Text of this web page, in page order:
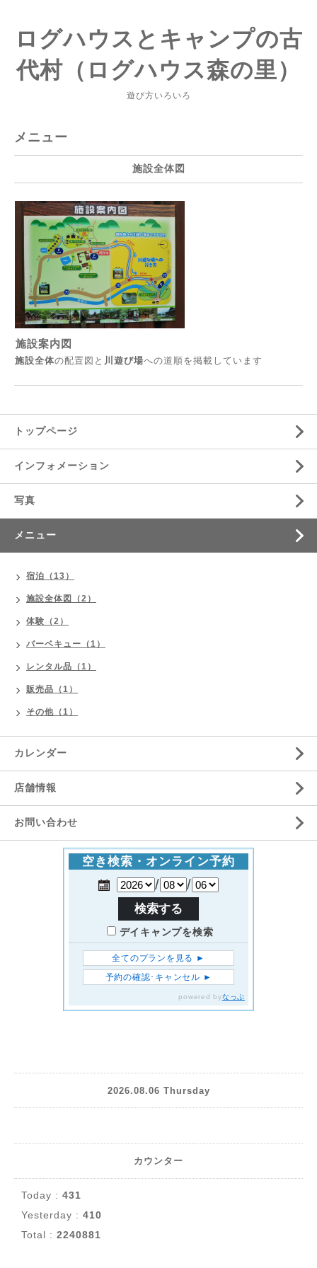
ログハウスとキャンプの古
代村（ログハウス森の里）
遊び方いろいろ
メニュー
施設全体図
施設案内図
施設全体の配置図と 川遊び場への道順を掲載しています
トップページ
インフォメーション
写真
メニュー
宿泊（13）
施設全体図（2）
体験（2）
バーベキュー（1）
レンタル品（1）
販売品（1）
その他（1）
カレンダー
店舗情報
お問い合わせ
2026.08.06 Thursday
カウンター
Today : 431
Yesterday : 410
Total : 2240881